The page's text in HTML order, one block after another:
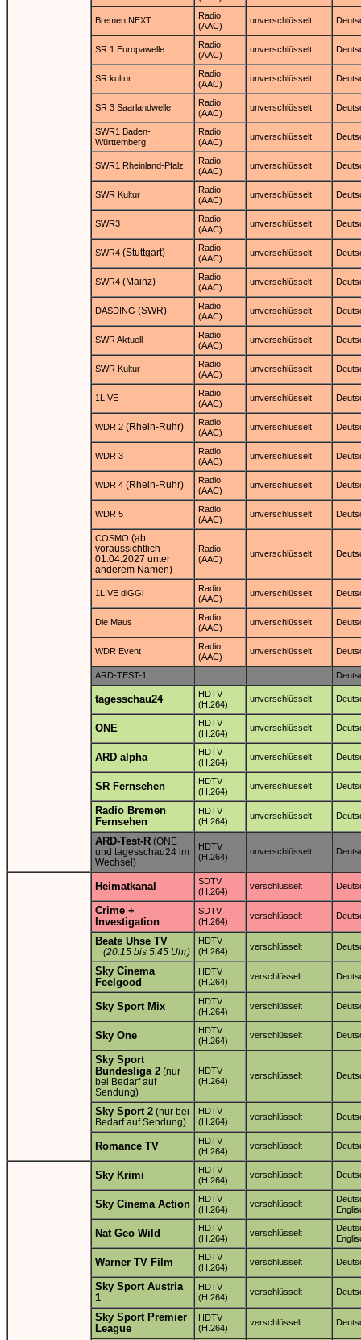
Bremen NEXT
Radio
(AAC)
unverschlüsselt
SR 1 Europawelle
Radio
(AAC)
unverschlüsselt
SR kultur
Radio
(AAC)
unverschlüsselt
SR 3 Saarlandwelle
Radio
(AAC)
unverschlüsselt
SWR1 Baden-
Württemberg
Radio
(AAC)
unverschlüsselt
SWR1 Rheinland-Pfalz
Radio
(AAC)
unverschlüsselt
SWR Kultur
Radio
(AAC)
unverschlüsselt
SWR3
Radio
(AAC)
unverschlüsselt
SWR4 (Stuttgart)
Radio
(AAC)
unverschlüsselt
SWR4 (Mainz)
Radio
(AAC)
unverschlüsselt
DASDING (SWR)
Radio
(AAC)
unverschlüsselt
SWR Aktuell
Radio
(AAC)
unverschlüsselt
SWR Kultur
Radio
(AAC)
unverschlüsselt
1LIVE
Radio
(AAC)
unverschlüsselt
WDR 2 (Rhein-Ruhr)
Radio
(AAC)
unverschlüsselt
WDR 3
Radio
(AAC)
unverschlüsselt
WDR 4 (Rhein-Ruhr)
Radio
(AAC)
unverschlüsselt
WDR 5
Radio
(AAC)
unverschlüsselt
COSMO (ab
voraussichtlich
01.04.2027 unter
anderem Namen)
Radio
(AAC)
unverschlüsselt
1LIVE diGGi
Radio
(AAC)
unverschlüsselt
Die Maus
Radio
(AAC)
unverschlüsselt
WDR Event
Radio
(AAC)
unverschlüsselt
ARD-TEST-1
tagesschau24
HDTV
(H.264)
unverschlüsselt
ONE
HDTV
(H.264)
unverschlüsselt
ARD alpha
HDTV
(H.264)
unverschlüsselt
SR Fernsehen
HDTV
(H.264)
unverschlüsselt
Radio Bremen
Fernsehen
HDTV
(H.264)
unverschlüsselt
ARD-Test-R (ONE
und tagesschau24 im
Wechsel)
HDTV
(H.264)
unverschlüsselt
Heimatkanal
SDTV
(H.264)
verschlüsselt
Crime +
Investigation
SDTV
(H.264)
verschlüsselt
Beate Uhse TV
(20:15 bis 5:45 Uhr)
HDTV
(H.264)
verschlüsselt
Sky Cinema
Feelgood
HDTV
(H.264)
verschlüsselt
Sky Sport Mix
HDTV
(H.264)
verschlüsselt
Sky One
HDTV
(H.264)
verschlüsselt
Sky Sport
Bundesliga 2 (nur
bei Bedarf auf
Sendung)
HDTV
(H.264)
verschlüsselt
Sky Sport 2 (nur bei
Bedarf auf Sendung)
HDTV
(H.264)
verschlüsselt
Romance TV
HDTV
(H.264)
verschlüsselt
Sky Krimi
HDTV
(H.264)
verschlüsselt
Sky Cinema Action
HDTV
(H.264)
verschlüsselt
Nat Geo Wild
HDTV
(H.264)
verschlüsselt
Warner TV Film
HDTV
(H.264)
verschlüsselt
Sky Sport Austria
1
HDTV
(H.264)
verschlüsselt
Sky Sport Premier
League
HDTV
(H.264)
verschlüsselt